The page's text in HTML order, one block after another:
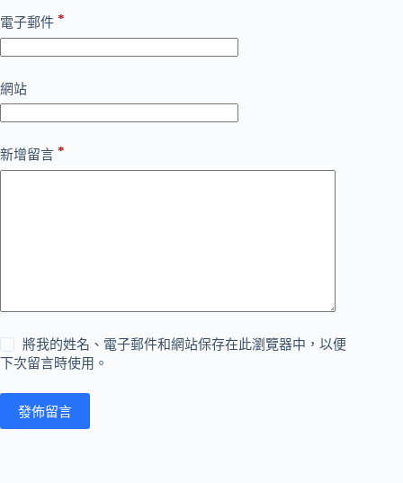
電子郵件 *
網站
新增留言 *
將我的姓名、電子郵件和網站保存在此瀏覽器中，以便
下次留言時使用。
發佈留言